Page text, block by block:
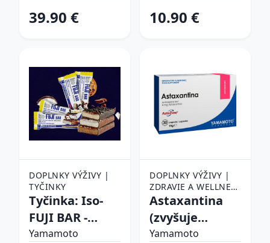
39.90 € 10.90 €
DOPLNKY VÝŽIVY |
TYČINKY
Tyčinka: Iso-
FUJI BAR -
Yamamoto 40
Yamamoto
DOPLNKY VÝŽIVY |
ZDRAVIE A WELLNESS
| ANTIOXIDANTY
Astaxantina
(zvyšuje
svalovú
Yamamoto